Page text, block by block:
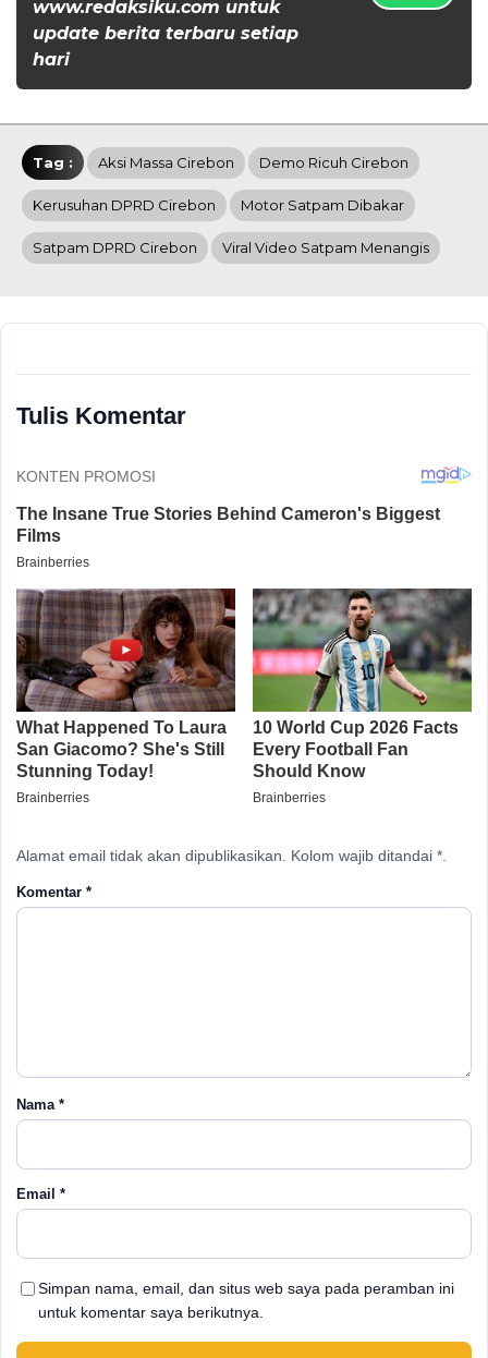
www.redaksiku.com untuk
update berita terbaru setiap
hari
Tag : Aksi Massa Cirebon Demo Ricuh Cirebon
Kerusuhan DPRD Cirebon Motor Satpam Dibakar
Satpam DPRD Cirebon Viral Video Satpam Menangis
Tulis Komentar
Alamat email tidak akan dipublikasikan. Kolom wajib ditandai *.
Komentar *
Nama *
Email *
Simpan nama, email, dan situs web saya pada peramban ini
untuk komentar saya berikutnya.